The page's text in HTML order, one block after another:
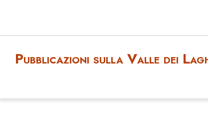
Pubblicazioni sulla Valle dei